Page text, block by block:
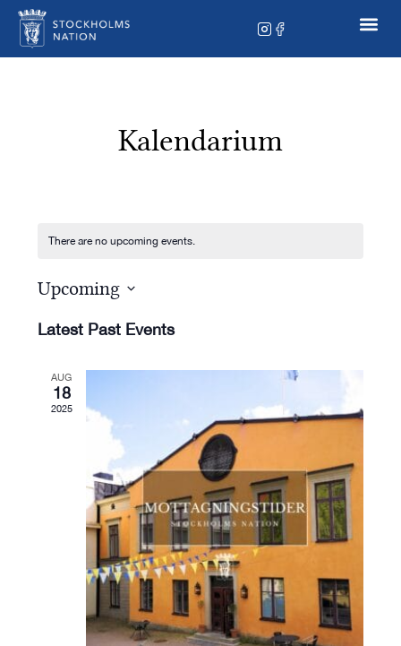
Kalendarium
There are no upcoming events.
Upcoming
date.
Latest Past Events
AUG
18
2025